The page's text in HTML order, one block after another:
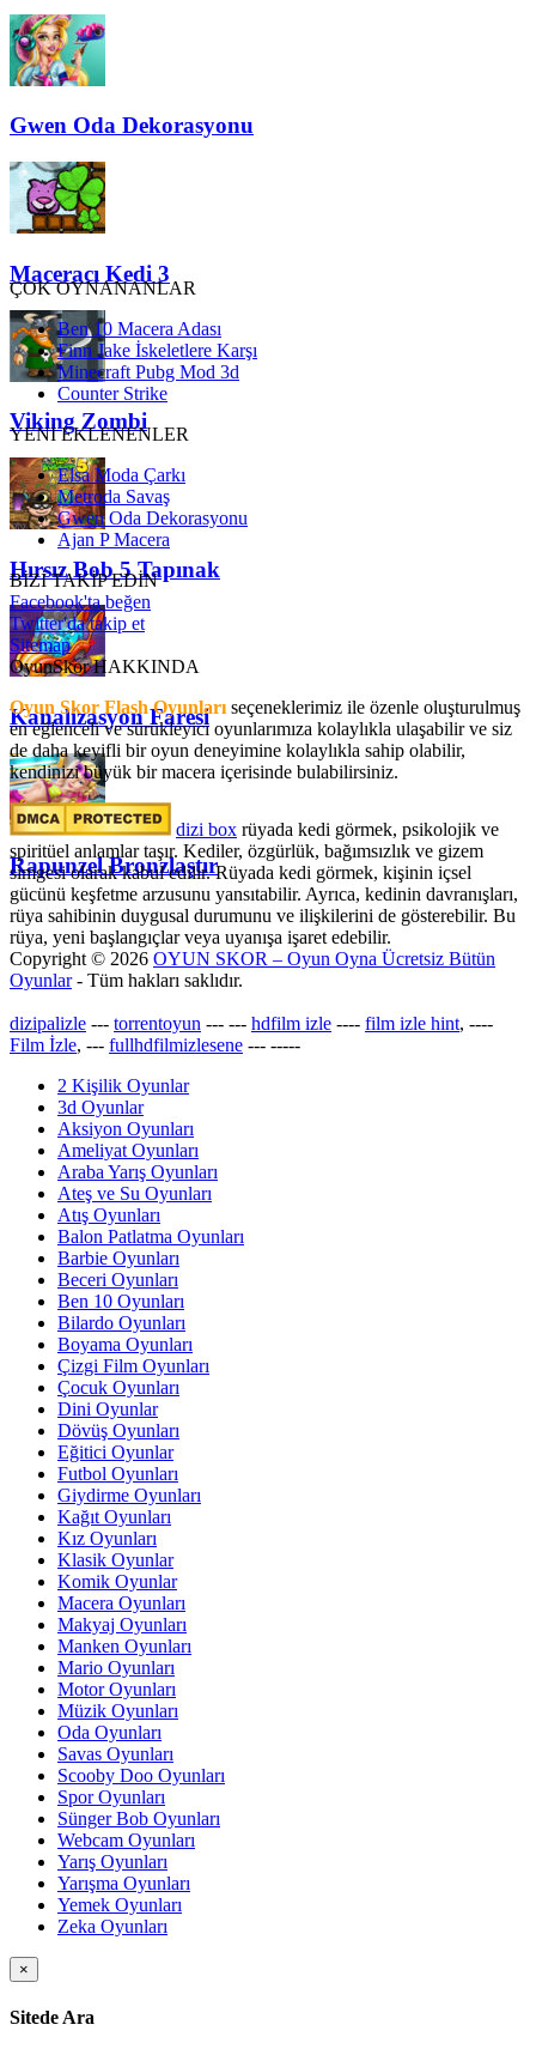
Gwen Oda Dekorasyonu
Maceracı Kedi 3
Viking Zombi
Hırsız Bob 5 Tapınak
Kanalizasyon Faresi
Rapunzel Bronzlaştır
ÇOK OYNANANLAR
Ben 10 Macera Adası
Finn Jake İskeletlere Karşı
Minecraft Pubg Mod 3d
Counter Strike
YENİ EKLENENLER
Elsa Moda Çarkı
Metroda Savaş
Gwen Oda Dekorasyonu
Ajan P Macera
BİZİ TAKİP EDİN
Facebook'ta beğen
Twitter'da takip et
Sitemap
OyunSkor HAKKINDA
Oyun Skor Flash Oyunları seçeneklerimiz ile özenle oluşturulmuş
en eğlenceli ve sürükleyici oyunlarımıza kolaylıkla ulaşabilir ve siz
de daha keyifli bir oyun deneyimine kolaylıkla sahip olabilir,
kendinizi büyük bir macera içerisinde bulabilirsiniz.
dizi box rüyada kedi görmek​, psikolojik ve
spiritüel anlamlar taşır. Kediler, özgürlük, bağımsızlık ve gizem
simgesi olarak kabul edilir. Rüyada kedi görmek, kişinin içsel
gücünü keşfetme arzusunu yansıtabilir. Ayrıca, kedinin davranışları,
rüya sahibinin duygusal durumunu ve ilişkilerini de gösterebilir. Bu
rüya, yeni başlangıçlar veya uyanışa işaret edebilir.
Copyright © 2026 OYUN SKOR – Oyun Oyna Ücretsiz Bütün
Oyunlar- Tüm hakları saklıdır.
dizipalizle --- torrentoyun --- --- hdfilm izle ---- film izle hint, ----
Film İzle, --- fullhdfilmizlesene --- -----
2 Kişilik Oyunlar
3d Oyunlar
Aksiyon Oyunları
Ameliyat Oyunları
Araba Yarış Oyunları
Ateş ve Su Oyunları
Atış Oyunları
Balon Patlatma Oyunları
Barbie Oyunları
Beceri Oyunları
Ben 10 Oyunları
Bilardo Oyunları
Boyama Oyunları
Çizgi Film Oyunları
Çocuk Oyunları
Dini Oyunlar
Dövüş Oyunları
Eğitici Oyunlar
Futbol Oyunları
Giydirme Oyunları
Kağıt Oyunları
Kız Oyunları
Klasik Oyunlar
Komik Oyunlar
Macera Oyunları
Makyaj Oyunları
Manken Oyunları
Mario Oyunları
Motor Oyunları
Müzik Oyunları
Oda Oyunları
Savas Oyunları
Scooby Doo Oyunları
Spor Oyunları
Sünger Bob Oyunları
Webcam Oyunları
Yarış Oyunları
Yarışma Oyunları
Yemek Oyunları
Zeka Oyunları
×
Sitede Ara